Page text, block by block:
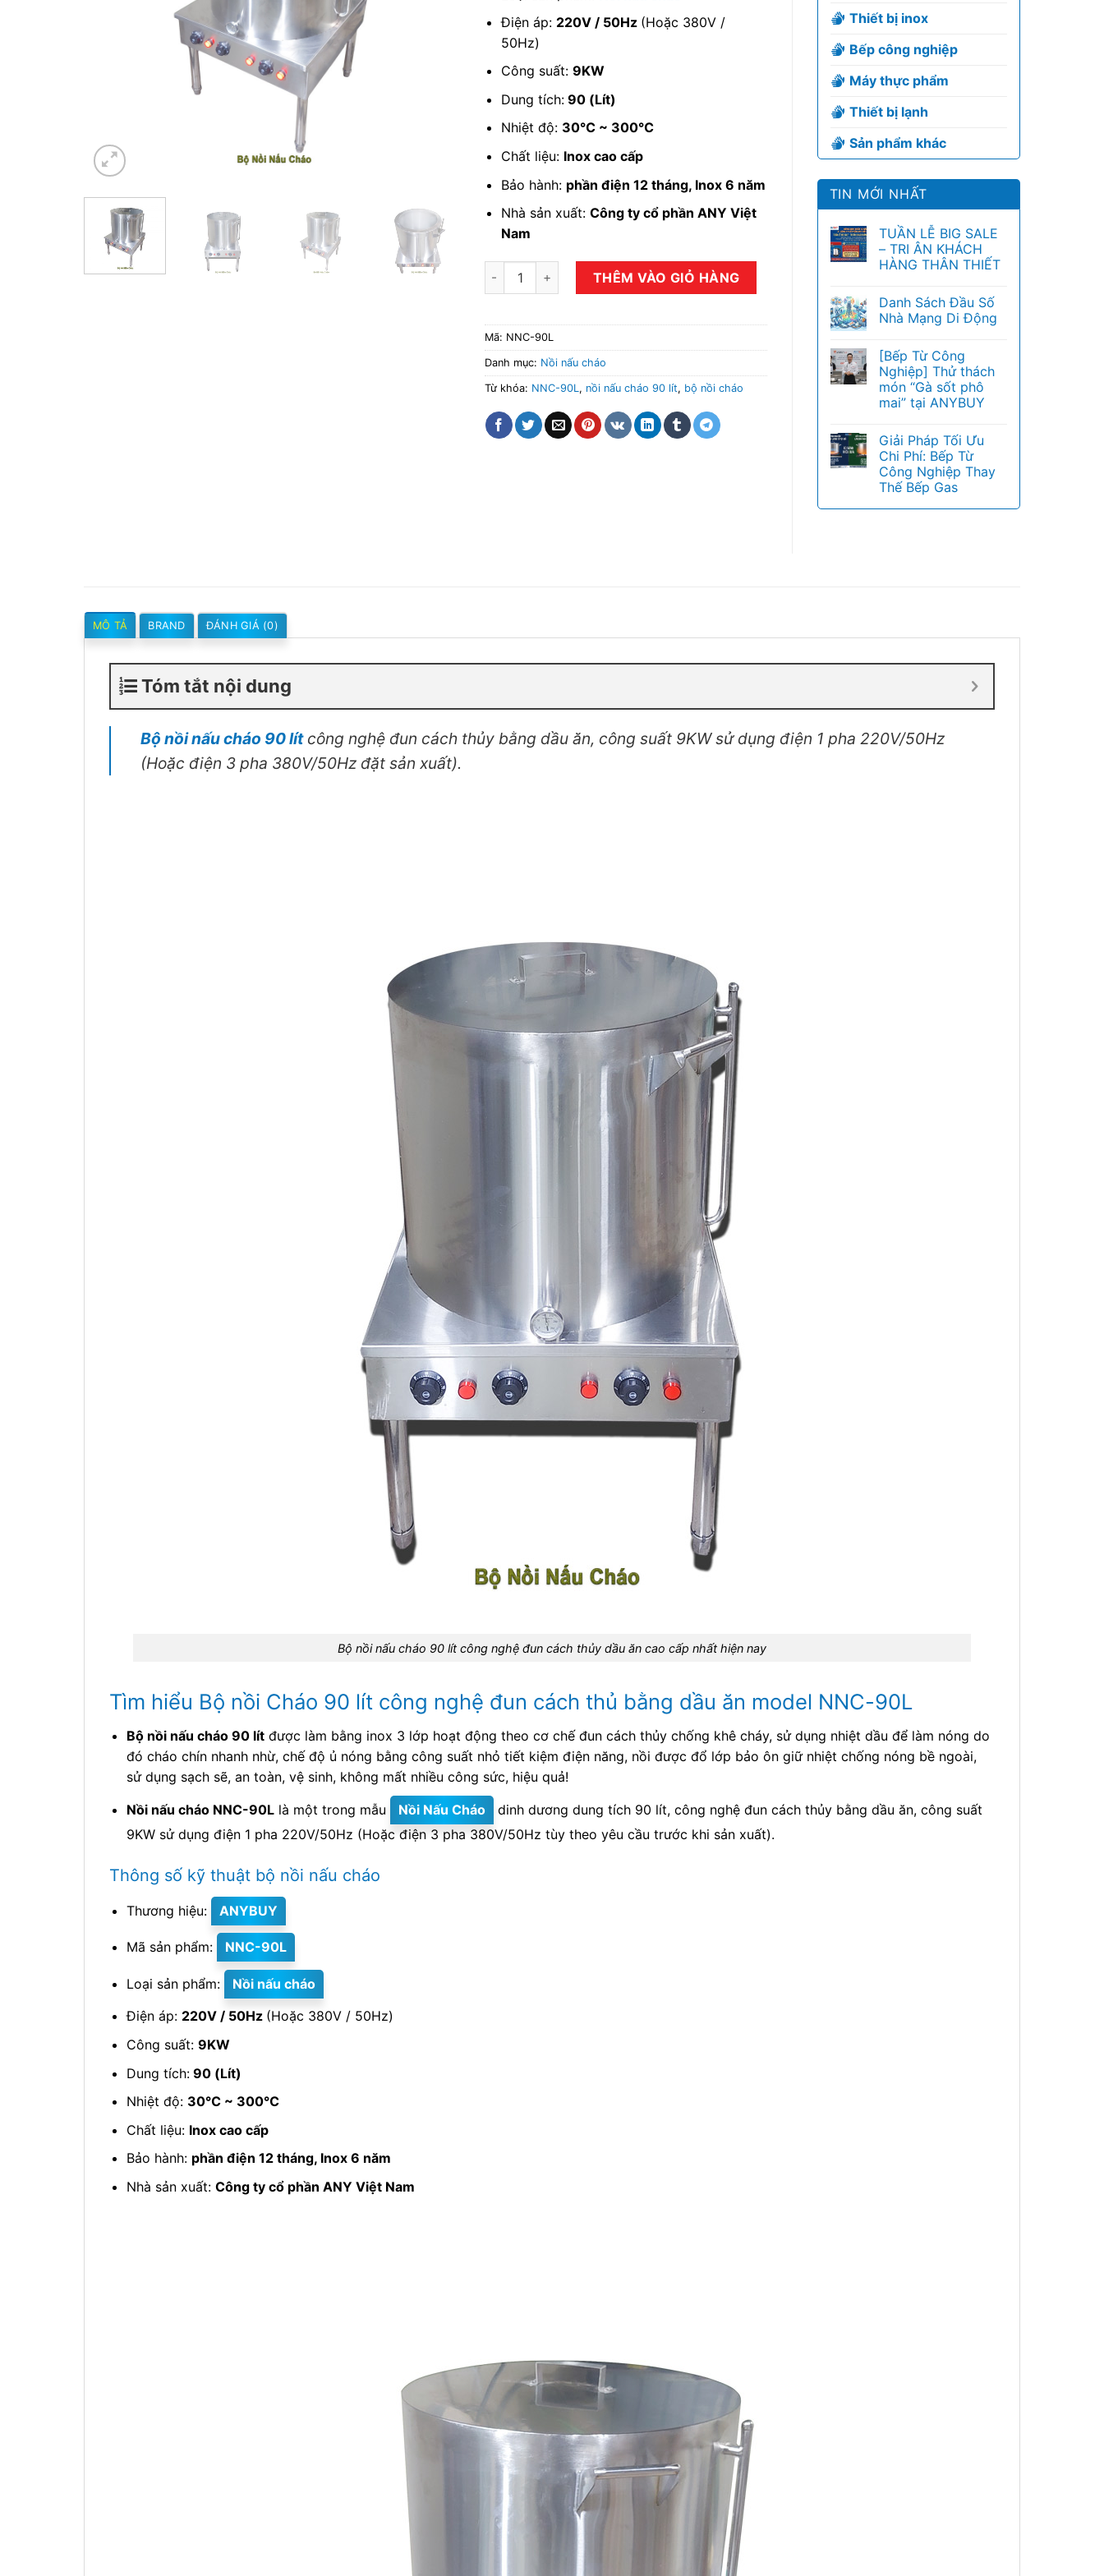
Điện áp: 220V / 50Hz (Hoặc 380V /
50Hz)
Công suất:9KW
Dung tích: 90 (Lít)
Nhiệt độ: 30℃ ~ 300℃
Chất liệu: Inox cao cấp
Bảo hành: phần điện 12 tháng, Inox 6 năm
Nhà sản xuất:Công ty cổ phần ANY Việt
Nam
Bộ nồi nấu cháo 90 lít số lượngTHÊM VÀO GIỎ HÀNG
Mã: NNC-90L
Danh mục: Nồi nấu cháo
Từ khóa: NNC-90L , nồi nấu cháo 90 lít, bộ nồi cháo
Thiết bị inox
Bếp công nghiệp
Máy thực phẩm
Thiết bị lạnh
Sản phẩm khác
TIN MỚI NHẤT
TUẦN LỄ BIG SALE
– TRI ÂN KHÁCH
HÀNG THÂN THIẾT
Danh Sách Đầu Số
Nhà Mạng Di Động
[Bếp Từ Công
Nghiệp] Thử thách
món “Gà sốt phô
mai” tại ANYBUY
Giải Pháp Tối Ưu
Chi Phí: Bếp Từ
Công Nghiệp Thay
Thế Bếp Gas
MÔ TẢ BRAND ĐÁNH GIÁ (0)
Tóm tắt nội dung
Bộ nồi nấu cháo 90 lítcông nghệ đun cách thủy bằng dầu ăn, công suất 9KW sử dụng điện 1 pha 220V/50Hz
(Hoặc điện 3 pha 380V/50Hz đặt sản xuất).
Bộ nồi nấu cháo 90 lít công nghệ đun cách thủy dầu ăn cao cấp nhất hiện nay
Tìm hiểu Bộ nồi Cháo 90 lít công nghệ đun cách thủ bằng dầu ăn model NNC-90L
Bộ nồi nấu cháo 90 lítđược làm bằng inox 3 lớp hoạt động theo cơ chế đun cách thủy chống khê cháy, sử dụng nhiệt dầu để làm nóng do
đó cháo chín nhanh nhừ, chế độ ủ nóng bằng công suất nhỏ tiết kiệm điện năng, nồi được đổ lớp bảo ôn giữ nhiệt chống nóng bề ngoài,
sử dụng sạch sẽ, an toàn, vệ sinh, không mất nhiều công sức, hiệu quả!
Nồi nấu cháo NNC-90Llà một trong mẫu Nồi Nấu Cháo
dinh dương dung tích 90 lít, công nghệ đun cách thủy bằng dầu ăn, công suất
9KW sử dụng điện 1 pha 220V/50Hz (Hoặc điện 3 pha 380V/50Hz tùy theo yêu cầu trước khi sản xuất).
Thông số kỹ thuật bộ nồi nấu cháo
Thương hiệu: ANYBUY
Mã sản phẩm: NNC-90L
Loại sản phẩm:
Nồi nấu cháo
Điện áp: 220V / 50Hz (Hoặc 380V / 50Hz)
Công suất: 9KW
Dung tích:90 (Lít)
Nhiệt độ: 30℃ ~ 300℃
Chất liệu: Inox cao cấp
Bảo hành: phần điện 12 tháng, Inox 6 năm
Nhà sản xuất: Công ty cổ phần ANY Việt Nam